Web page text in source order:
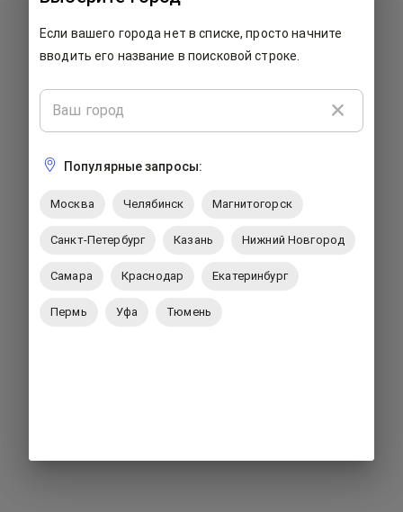
работаем над ее исправлением. Пожалуйста, закройте
страницу и попробуйте вернуться позже.
Если вашего города нет в списке, просто начните
вводить его название в поисковой строке.
Популярные запросы:
Москва Челябинск Магнитогорск
Санкт-Петербург Казань Нижний Новгород
Самара Краснодар Екатеринбург
Пермь Уфа Тюмень